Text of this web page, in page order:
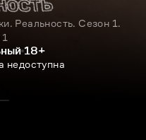
Реальность. Сезон 1.
18+
недоступна